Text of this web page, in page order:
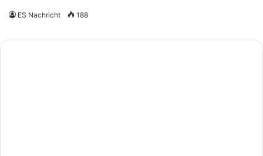
ES Nachricht 188